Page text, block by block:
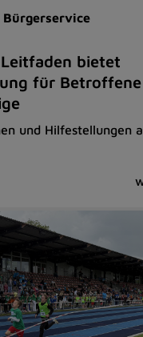
Bürgerservice
bietet
für
und Hilfestellungen